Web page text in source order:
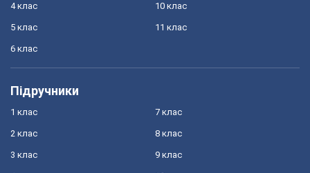
4 клас
5 клас
6 клас
10 клас
11 клас
Підручники
1 клас
2 клас
3 клас
7 клас
8 клас
9 клас